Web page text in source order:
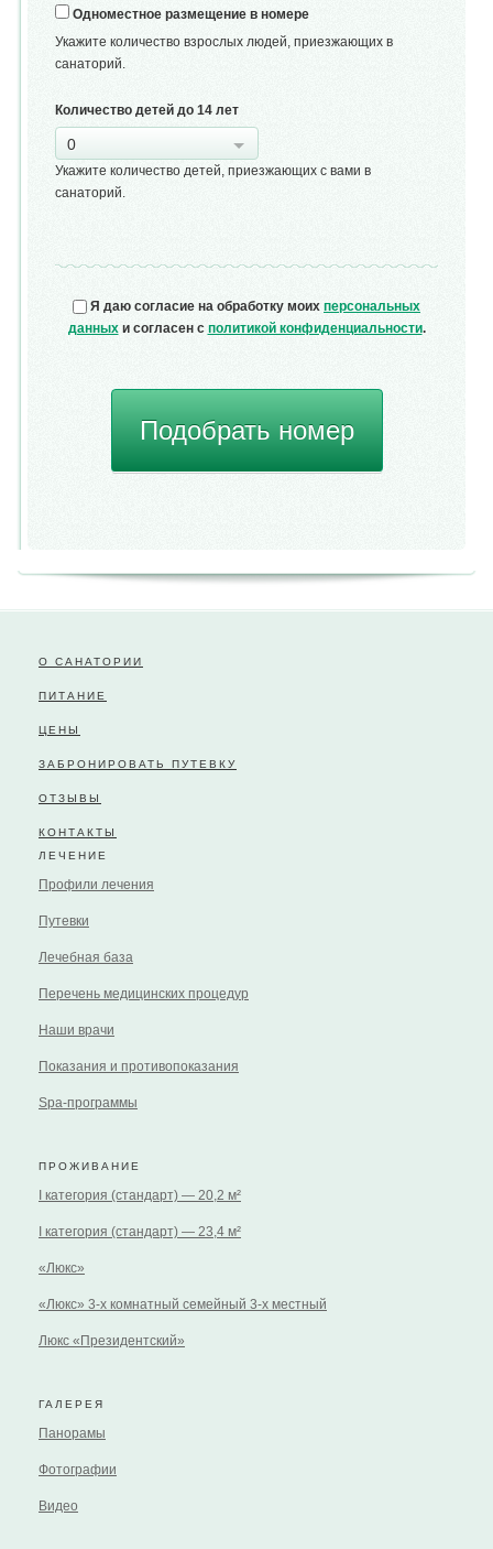
Одноместное размещение в номере
Укажите количество взрослых людей, приезжающих в
санаторий.
Количество детей до 14 лет
0
Укажите количество детей, приезжающих с вами в
санаторий.
Я даю согласие на обработку моих персональных
данныхи согласен с политикой конфиденциальности.
Подобрать номер
О САНАТОРИИ
ПИТАНИЕ
ЦЕНЫ
ЗАБРОНИРОВАТЬ ПУТЕВКУ
ОТЗЫВЫ
КОНТАКТЫ
ЛЕЧЕНИЕ
Профили лечения
Путевки
Лечебная база
Перечень медицинских процедур
Наши врачи
Показания и противопоказания
Spa-программы
ПРОЖИВАНИЕ
I категория (стандарт) — 20,2 м²
I категория (стандарт) — 23,4 м²
«Люкс»
«Люкс» 3-х комнатный семейный 3-х местный
Люкс «Президентский»
ГАЛЕРЕЯ
Панорамы
Фотографии
Видео